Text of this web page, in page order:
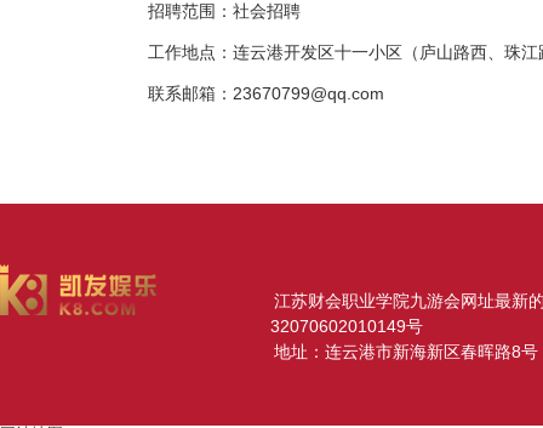
招聘范围：社会招聘
工作地点：连云港开发区十一小区（庐山路西、珠江
联系邮箱： 23670799@qq.com
江苏财会职业学院九游会网址最新
32070602010149号
地址：连云港市新海新区春晖路8